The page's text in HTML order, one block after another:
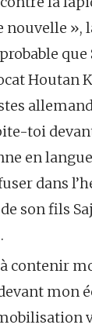
nouvelle »,
Houtan
toi
en
dans
son fils
contenir
mon